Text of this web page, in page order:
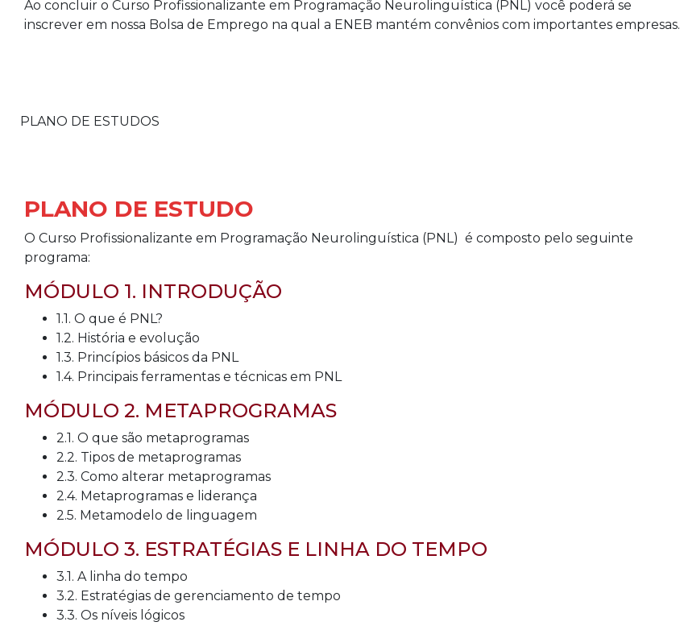
Ao concluir o Curso Profissionalizante em Programação Neurolinguística (PNL) você poderá se
inscrever em nossa Bolsa de Emprego na qual a ENEB mantém convênios com importantes empresas.
PLANO DE ESTUDOS
PLANO DE ESTUDO
O Curso Profissionalizante em Programação Neurolinguística (PNL) é composto pelo seguinte
programa:
MÓDULO 1. INTRODUÇÃO
1.1. O que é PNL?
1.2. História e evolução
1.3. Princípios básicos da PNL
1.4. Principais ferramentas e técnicas em PNL
MÓDULO 2. METAPROGRAMAS
2.1. O que são metaprogramas
2.2. Tipos de metaprogramas
2.3. Como alterar metaprogramas
2.4. Metaprogramas e liderança
2.5. Metamodelo de linguagem
MÓDULO 3. ESTRATÉGIAS E LINHA DO TEMPO
3.1. A linha do tempo
3.2. Estratégias de gerenciamento de tempo
3.3. Os níveis lógicos